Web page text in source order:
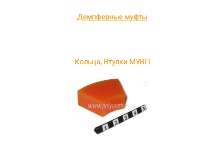
Демпферные муфты
Кольца, Втулки МУВП